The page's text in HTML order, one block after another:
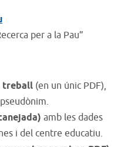
per a la Pau”
treball (en un únic PDF),
amb les dades
i del centre educatiu.